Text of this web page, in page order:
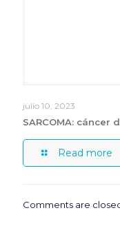
Comments are closed.
Buscar